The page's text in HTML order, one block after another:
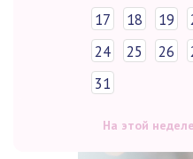
17 18 19
24
25 26
31
На этой неделе